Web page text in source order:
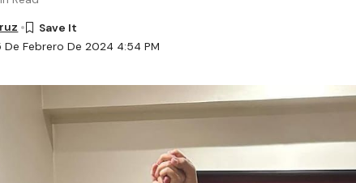
De Febrero De 2024 4:54 PM